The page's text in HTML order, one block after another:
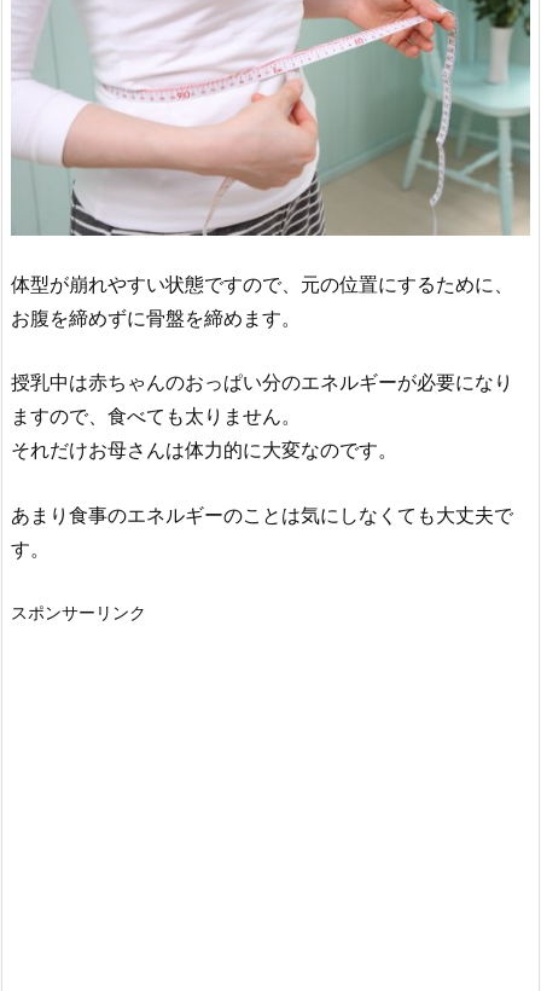
体型が崩れやすい状態ですので、元の位置にするために、
お腹を締めずに骨盤を締めます。
授乳中は赤ちゃんのおっぱい分のエネルギーが必要になり
ますので、食べても太りません。
それだけお母さんは体力的に大変なのです。
あまり食事のエネルギーのことは気にしなくても大丈夫で
す。
スポンサーリンク